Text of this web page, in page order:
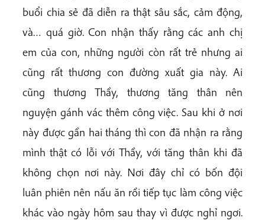
buổi chia sẻ đã diễn ra thật sâu sắc, cảm động,
và… quá giờ. Con nhận thấy rằng các anh chị
em của con, những người còn rất trẻ nhưng ai
cũng rất thương con đường xuất gia này. Ai
cũng thương Thầy, thương tăng thân nên
nguyện gánh vác thêm công việc. Sau khi ở nơi
này được gần hai tháng thì con đã nhận ra rằng
mình thật có lỗi với Thầy, với tăng thân khi đã
không chọn nơi này. Nơi đây chỉ có bốn đội
luân phiên nên nấu ăn rồi tiếp tục làm công việc
khác vào ngày hôm sau thay vì được nghỉ ngơi.